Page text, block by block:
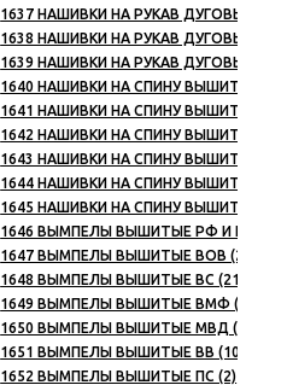
1637 НАШИВКИ НА РУКАВ ДУГОВЫЕ
1638 НАШИВКИ НА РУКАВ ДУГОВЫЕ
1639 НАШИВКИ НА РУКАВ ДУГОВЫЕ
1640 НАШИВКИ НА СПИНУ ВЫШИТЫЕ ВС
1641 НАШИВКИ НА СПИНУ ВЫШИТЫЕ
1642 НАШИВКИ НА СПИНУ ВЫШИТЫЕ
1643 НАШИВКИ НА СПИНУ ВЫШИТЫЕ
1644 НАШИВКИ НА СПИНУ ВЫШИТЫЕ
1645 НАШИВКИ НА СПИНУ ВЫШИТЫЕ
1646 ВЫМПЕЛЫ ВЫШИТЫЕ РФ И ЕЕ
1647 ВЫМПЕЛЫ ВЫШИТЫЕ ВОВ (2)
1648 ВЫМПЕЛЫ ВЫШИТЫЕ ВС (21)
1649 ВЫМПЕЛЫ ВЫШИТЫЕ ВМФ (4)
1650 ВЫМПЕЛЫ ВЫШИТЫЕ МВД (15)
1651 ВЫМПЕЛЫ ВЫШИТЫЕ ВВ (10)
1652 ВЫМПЕЛЫ ВЫШИТЫЕ ПС (2)